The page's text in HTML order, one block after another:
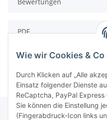
PDF
Wie wir Cookies &
Durch Klicken auf „Alle
Einsatz folgender Dienste
ReCaptcha, PayPal
Sie können die Einstellung
(Fingerabdruck-Icon links